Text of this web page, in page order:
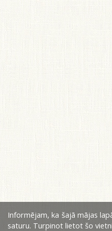
Informējam, ka šajā mājas
saturu. Turpinot lietot šo